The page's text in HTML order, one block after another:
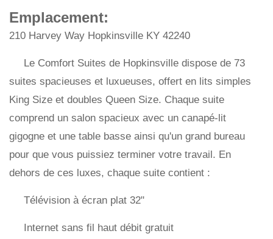
Emplacement:
210 Harvey Way Hopkinsville KY 42240
Le Comfort Suites de Hopkinsville dispose de 73
suites spacieuses et luxueuses, offert en lits simples
King Size et doubles Queen Size. Chaque suite
comprend un salon spacieux avec un canapé-lit
gigogne et une table basse ainsi qu'un grand bureau
pour que vous puissiez terminer votre travail. En
dehors de ces luxes, chaque suite contient :
Télévision à écran plat 32"
Internet sans fil haut débit gratuit